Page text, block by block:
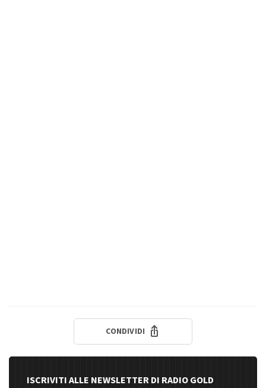
CONDIVIDI
ISCRIVITI ALLE NEWSLETTER DI RADIO GOLD